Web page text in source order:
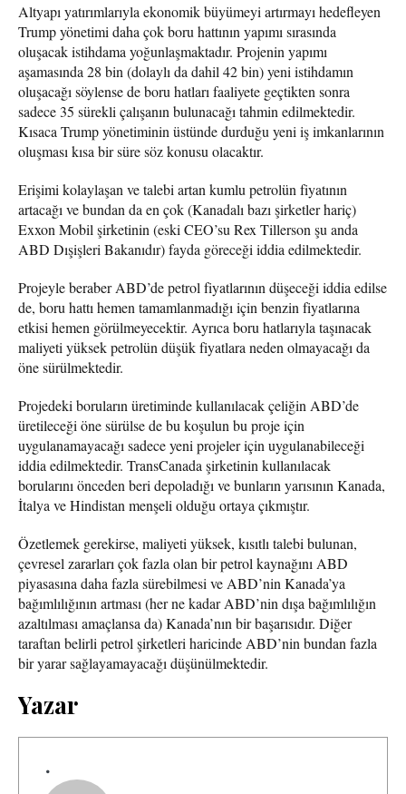
Altyapı yatırımlarıyla ekonomik büyümeyi artırmayı hedefleyen
Trump yönetimi daha çok boru hattının yapımı sırasında
oluşacak istihdama yoğunlaşmaktadır. Projenin yapımı
aşamasında 28 bin (dolaylı da dahil 42 bin) yeni istihdamın
oluşacağı söylense de boru hatları faaliyete geçtikten sonra
sadece 35 sürekli çalışanın bulunacağı tahmin edilmektedir.
Kısaca Trump yönetiminin üstünde durduğu yeni iş imkanlarının
oluşması kısa bir süre söz konusu olacaktır.
Erişimi kolaylaşan ve talebi artan kumlu petrolün fiyatının
artacağı ve bundan da en çok (Kanadalı bazı şirketler hariç)
Exxon Mobil şirketinin (eski CEO’su Rex Tillerson şu anda
ABD Dışişleri Bakanıdır) fayda göreceği iddia edilmektedir.
Projeyle beraber ABD’de petrol fiyatlarının düşeceği iddia edilse
de, boru hattı hemen tamamlanmadığı için benzin fiyatlarına
etkisi hemen görülmeyecektir. Ayrıca boru hatlarıyla taşınacak
maliyeti yüksek petrolün düşük fiyatlara neden olmayacağı da
öne sürülmektedir.
Projedeki boruların üretiminde kullanılacak çeliğin ABD’de
üretileceği öne sürülse de bu koşulun bu proje için
uygulanamayacağı sadece yeni projeler için uygulanabileceği
iddia edilmektedir. TransCanada şirketinin kullanılacak
borularını önceden beri depoladığı ve bunların yarısının Kanada,
İtalya ve Hindistan menşeli olduğu ortaya çıkmıştır.
Özetlemek gerekirse, maliyeti yüksek, kısıtlı talebi bulunan,
çevresel zararları çok fazla olan bir petrol kaynağını ABD
piyasasına daha fazla sürebilmesi ve ABD’nin Kanada’ya
bağımlılığının artması (her ne kadar ABD’nin dışa bağımlılığın
azaltılması amaçlansa da) Kanada’nın bir başarısıdır. Diğer
taraftan belirli petrol şirketleri haricinde ABD’nin bundan fazla
bir yarar sağlayamayacağı düşünülmektedir.
Yazar